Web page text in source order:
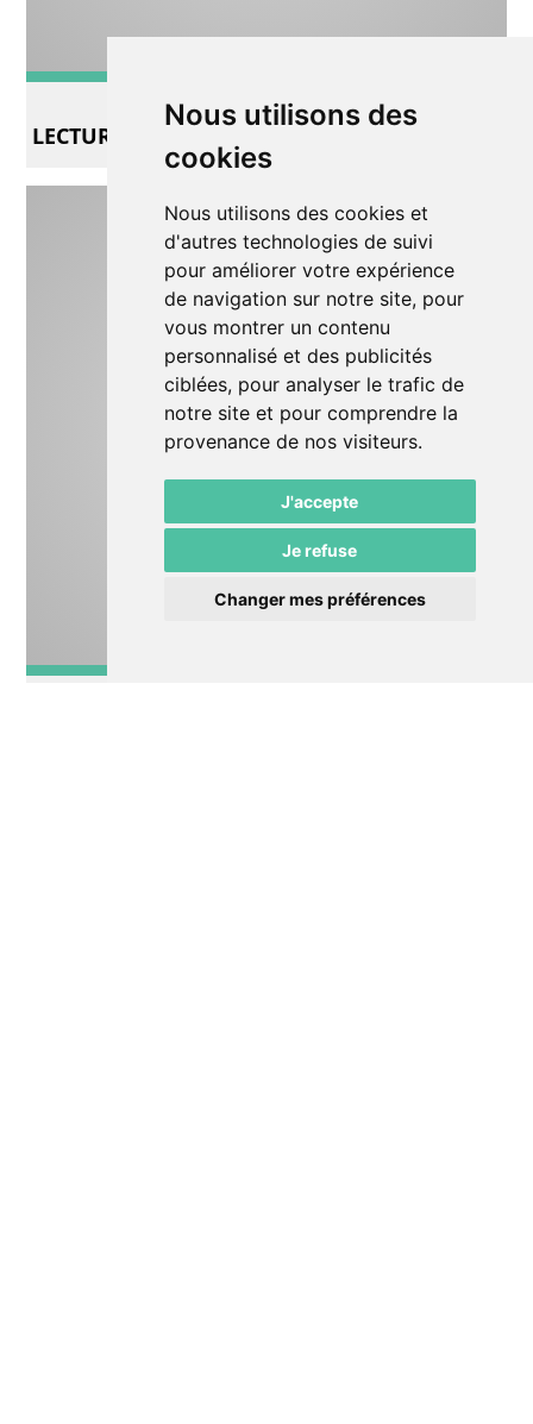
Nous utilisons des
cookies
Nous utilisons des cookies et
d'autres technologies de suivi
pour améliorer votre expérience
de navigation sur notre site, pour
vous montrer un contenu
personnalisé et des publicités
ciblées, pour analyser le trafic de
notre site et pour comprendre la
provenance de nos visiteurs.
J'accepte
Je refuse
Changer mes préférences
Lecture/conte
LECTURE - ENTRETIEN